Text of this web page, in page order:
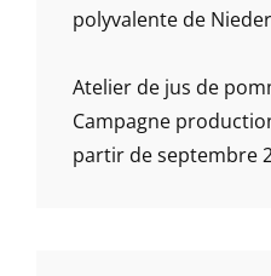
polyvalente de
Atelier de jus de
Campagne
partir de septembre